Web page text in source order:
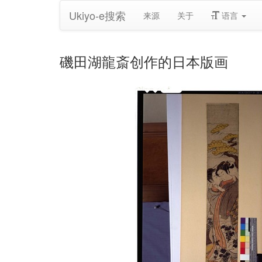
Ukiyo-e搜索 来源 关于 语言
磯田湖龍斎创作的日本版画